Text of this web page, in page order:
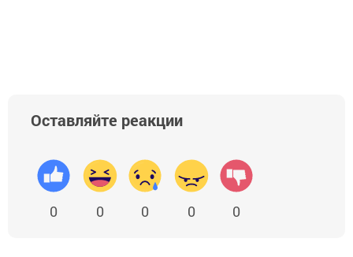
Оставляйте реакции
0 0 0 0 0